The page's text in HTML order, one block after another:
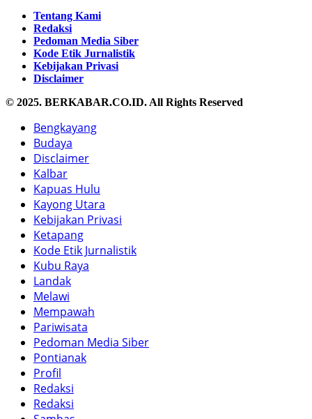
Tentang Kami
Redaksi
Pedoman Media Siber
Kode Etik Jurnalistik
Kebijakan Privasi
Disclaimer
© 2025. BERKABAR.CO.ID. All Rights Reserved
Bengkayang
Budaya
Disclaimer
Kalbar
Kapuas Hulu
Kayong Utara
Kebijakan Privasi
Ketapang
Kode Etik Jurnalistik
Kubu Raya
Landak
Melawi
Mempawah
Pariwisata
Pedoman Media Siber
Pontianak
Profil
Redaksi
Redaksi